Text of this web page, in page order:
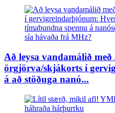
Að leysa vandamálið
örgjörva/skjákorts í
á að stöðuga nanó...